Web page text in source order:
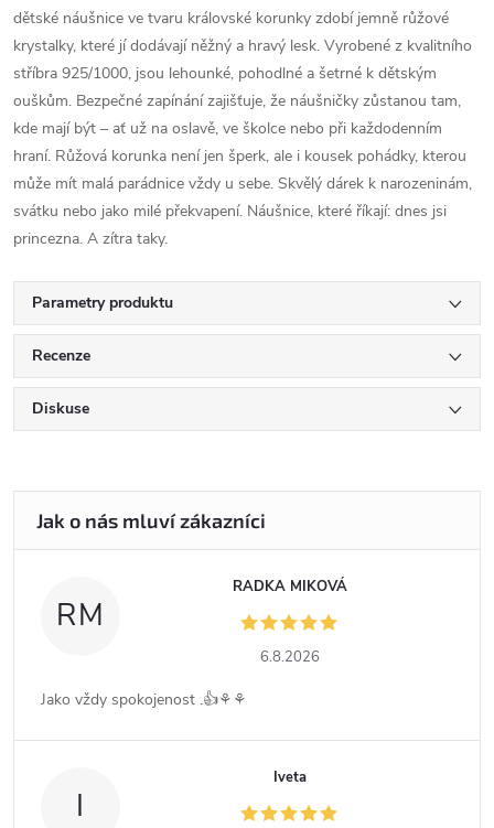
dětské náušnice ve tvaru královské korunky zdobí jemně růžové
krystalky, které jí dodávají něžný a hravý lesk. Vyrobené z kvalitního
stříbra 925/1000, jsou lehounké, pohodlné a šetrné k dětským
ouškům. Bezpečné zapínání zajišťuje, že náušničky zůstanou tam,
kde mají být – ať už na oslavě, ve školce nebo při každodenním
hraní. Růžová korunka není jen šperk, ale i kousek pohádky, kterou
může mít malá parádnice vždy u sebe. Skvělý dárek k narozeninám,
svátku nebo jako milé překvapení. Náušnice, které říkají: dnes jsi
princezna. A zítra taky.
Parametry produktu
Recenze
Diskuse
RM
RADKA MIKOVÁ
6.8.2026
Jako vždy spokojenost .👍⚘️⚘️
I
Iveta